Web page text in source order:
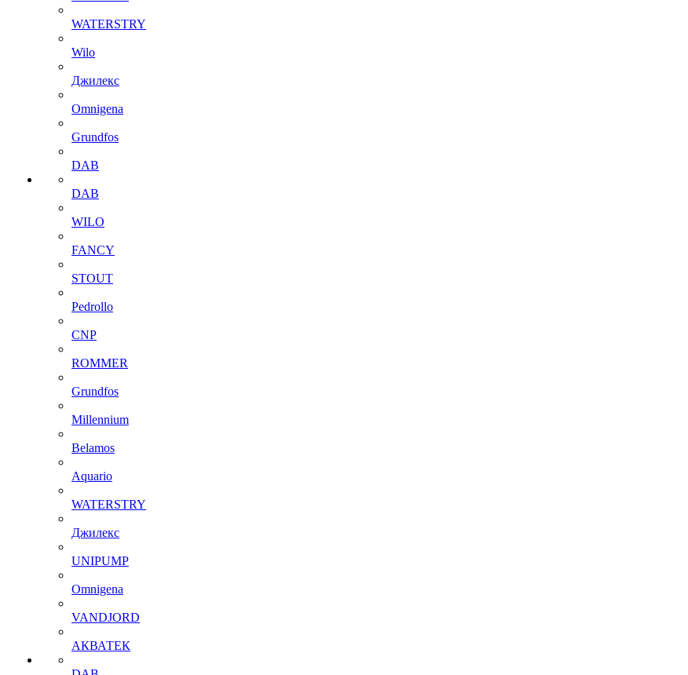
WATERSTRY
Wilo
Джилекс
Omnigena
Grundfos
DAB
DAB
WILO
FANCY
STOUT
Pedrollo
CNP
ROMMER
Grundfos
Millennium
Belamos
Aquario
WATERSTRY
Джилекс
UNIPUMP
Omnigena
VANDJORD
АКВАТЕК